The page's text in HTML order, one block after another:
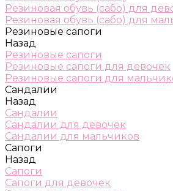
Резиновая обувь (сабо) для
Резиновая обувь (сабо) для
Резиновые сапоги
Назад
Резиновые сапоги
Резиновые сапоги для девочек
Резиновые сапоги для
Сандалии
Назад
Сандалии
Сандалии для девочек
Сандалии для мальчиков
Сапоги
Назад
Сапоги
Сапоги для девочек